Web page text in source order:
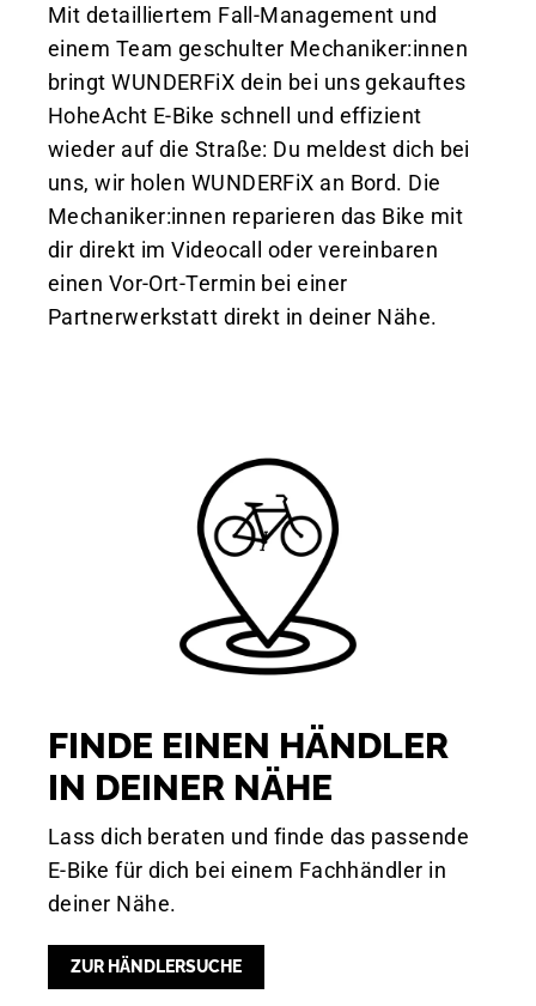
Mit detailliertem Fall-Management und
einem Team geschulter Mechaniker:innen
bringt WUNDERFiX dein bei uns gekauftes
HoheAcht E-Bike schnell und effizient
wieder auf die Straße: Du meldest dich bei
uns, wir holen WUNDERFiX an Bord. Die
Mechaniker:innen reparieren das Bike mit
dir direkt im Videocall oder vereinbaren
einen Vor-Ort-Termin bei einer
Partnerwerkstatt direkt in deiner Nähe.
FINDE EINEN HÄNDLER
IN DEINER NÄHE
Lass dich beraten und finde das passende
E-Bike für dich bei einem Fachhändler in
deiner Nähe.
ZUR HÄNDLERSUCHE